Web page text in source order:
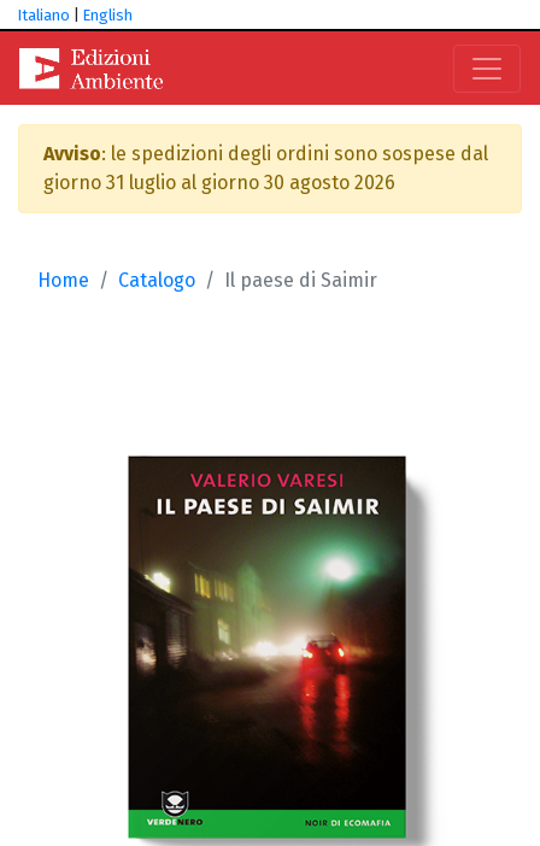
Italiano English
Avviso: le spedizioni degli ordini sono sospese dal
giorno 31 luglio al giorno 30 agosto 2026
Home Catalogo Il paese di Saimir